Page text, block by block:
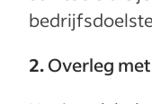
2.Overleg